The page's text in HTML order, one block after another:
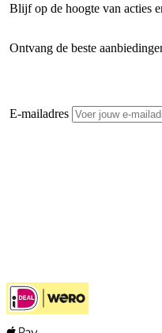
Blijf op de hoogte van acties
Ontvang de beste
E-mailadres